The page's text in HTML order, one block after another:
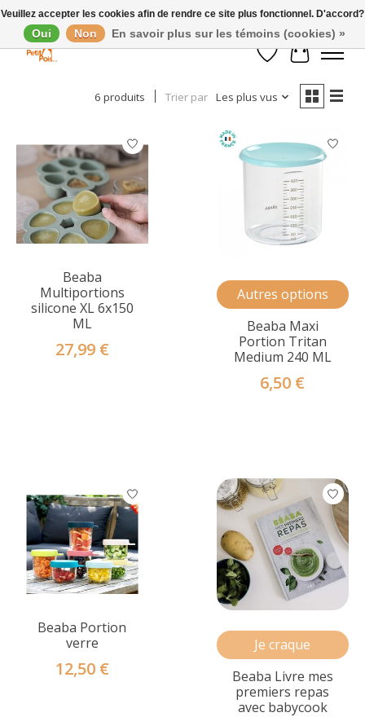
Liste de souhaits
Panier
Afficher les filtres
6 produits Trier par Les plus vus
Beaba
Multiportions
silicone XL 6x150
ML
27,99 €
Autres options
Beaba Maxi
Portion Tritan
Medium 240 ML
6,50 €
Beaba Portion
verre
12,50 €
Je craque
Beaba Livre mes
premiers repas
avec babycook
Veuillez accepter les cookies afin de rendre ce site plus fonctionnel. D'accord?
Oui Non En savoir plus sur les témoins (cookies) »